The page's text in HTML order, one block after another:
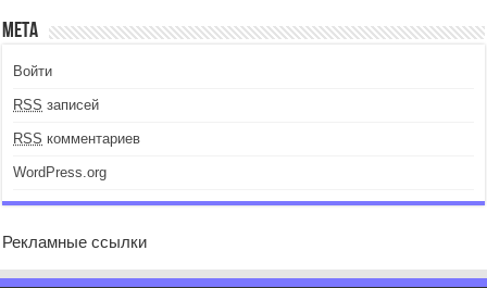
Мета
Войти
RSS записей
RSS комментариев
WordPress.org
Рекламные ссылки